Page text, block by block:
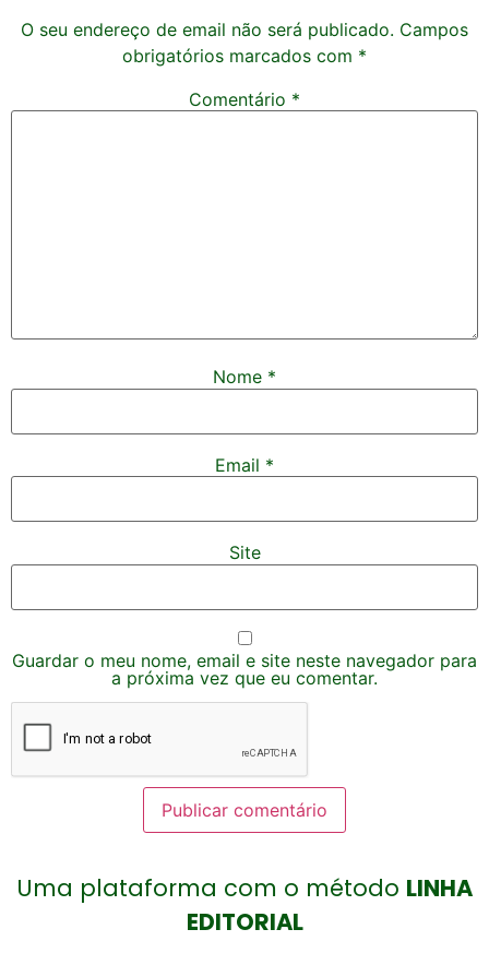
O seu endereço de email não será publicado. Campos
obrigatórios marcados com *
Comentário *
Nome *
Email *
Site
Guardar o meu nome, email e site neste navegador para
a próxima vez que eu comentar.
Uma plataforma com o método LINHA
EDITORIAL